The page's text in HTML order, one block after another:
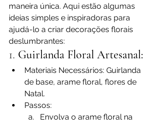
maneira única. Aqui estão algumas
ideias simples e inspiradoras para
ajudá-lo a criar decorações florais
deslumbrantes:
1. Guirlanda Floral Artesanal:
Materiais Necessários: Guirlanda
de base, arame floral, flores de
Natal.
Passos:
Envolva o arame floral na